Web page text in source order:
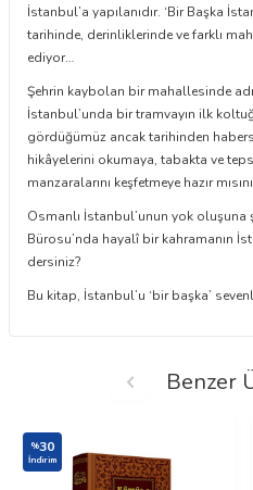
İstanbul’a yapılanıdır. ‘Bir Başka
tarihinde, derinliklerinde ve farklı
ediyor…
Şehrin kaybolan bir mahallesinde
İstanbul’unda bir tramvayın ilk
gördüğümüz ancak tarihinden
hikâyelerini okumaya, tabakta ve
manzaralarını keşfetmeye hazır
Osmanlı İstanbul’unun yok oluşuna
Bürosu’nda hayalî bir kahramanın
dersiniz?
Bu kitap, İstanbul’u ‘bir başka’
Benzer
%30
İndirim